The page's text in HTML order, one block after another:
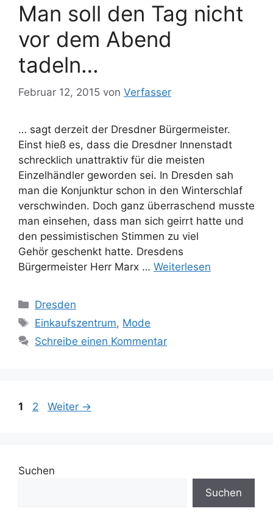
Man soll den Tag nicht
vor dem Abend
tadeln…
Februar 12, 2015 von Verfasser
… sagt derzeit der Dresdner Bürgermeister.
Einst hieß es, dass die Dresdner Innenstadt
schrecklich unattraktiv für die meisten
Einzelhändler geworden sei. In Dresden sah
man die Konjunktur schon in den Winterschlaf
verschwinden. Doch ganz überraschend musste
man einsehen, dass man sich geirrt hatte und
den pessimistischen Stimmen zu viel
Gehör geschenkt hatte. Dresdens
Bürgermeister Herr Marx … Weiterlesen
Kategorien
Dresden
Schlagwörter
Einkaufszentrum, Mode
Schreibe einen Kommentar
Seite
1 Seite
2 Weiter →
Suchen
Suchen